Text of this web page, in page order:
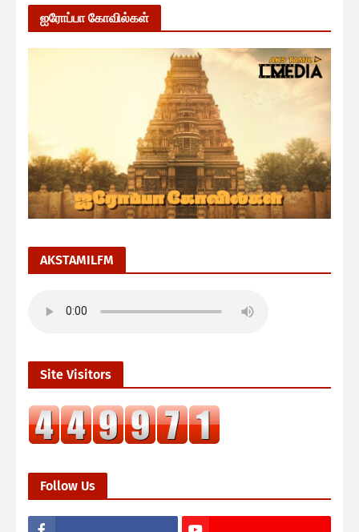
ஐரோப்பா கோவில்கள்
AKSTAMILFM
Site Visitors
Follow Us